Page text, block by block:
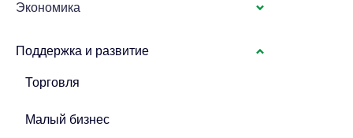
Экономика
Поддержка и развитие
Торговля
Малый бизнес